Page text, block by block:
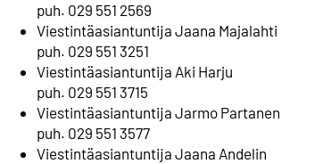
puh. 029 551 2569
Viestintäasiantuntija Jaana Majalahti
⁠puh. 029 551 3251
Viestintäasiantuntija Aki Harju
puh. 029 551 3715
Viestintäasiantuntija Jarmo Partanen
puh. 029 551 3577
Viestintäasiantuntija Jaana Andelin